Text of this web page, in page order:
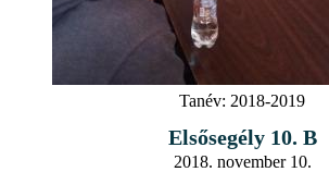
Tanév: 2018-2019
Elsősegély 10. B
2018. november 10.